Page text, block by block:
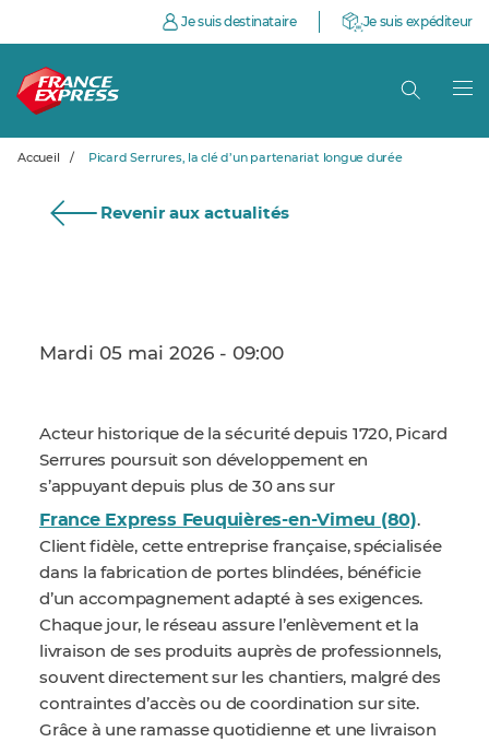
Je suis destinataire Je suis expéditeur
Accueil / Picard Serrures, la clé d’un partenariat longue durée
Revenir aux actualités
Mardi 05 mai 2026 - 09:00
Acteur historique de la sécurité depuis 1720, Picard
Serrures poursuit son développement en
s’appuyant depuis plus de 30 ans sur
France Express Feuquières-en-Vimeu (80).
Client fidèle, cette entreprise française, spécialisée
dans la fabrication de portes blindées, bénéficie
d’un accompagnement adapté à ses exigences.
Chaque jour, le réseau assure l’enlèvement et la
livraison de ses produits auprès de professionnels,
souvent directement sur les chantiers, malgré des
contraintes d’accès ou de coordination sur site.
Grâce à une ramasse quotidienne et une livraison